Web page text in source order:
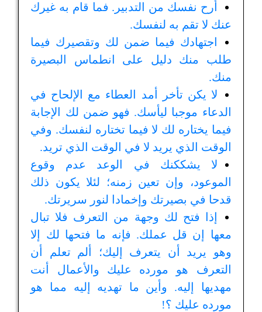
أرح نفسك من التدبير. فما قام به غيرك
عنك لا تقم به لنفسك.
اجتهادك فيما ضمن لك وتقصيرك فيما
طلب منك دليل على انطماس البصيرة
منك.
لا يكن تأخر أمد العطاء مع الإلحاح في
الدعاء موجبا ليأسك. فهو ضمن لك الإجابة
فيما يختاره لك لا فيما تختاره لنفسك. وفي
الوقت الذي يريد لا في الوقت الذي تريد.
لا يشككنك في الوعد عدم وقوع
الموعود، وإن تعين زمنه؛ لئلا يكون ذلك
قدحا في بصيرتك وإخمادا لنور سريرتك.
إذا فتح لك وجهة من التعرف فلا تبال
معها إن قل عملك. فإنه ما فتحها لك إلا
وهو يريد أن يتعرف إليك؛ ألم تعلم أن
التعرف هو مورده عليك والأعمال أنت
مهديها إليه. وأين ما تهديه إليه مما هو
مورده عليك ؟!